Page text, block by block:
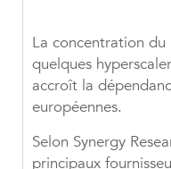
La concentration du
quelques
accroît la
européennes.
Selon Synergy
principaux